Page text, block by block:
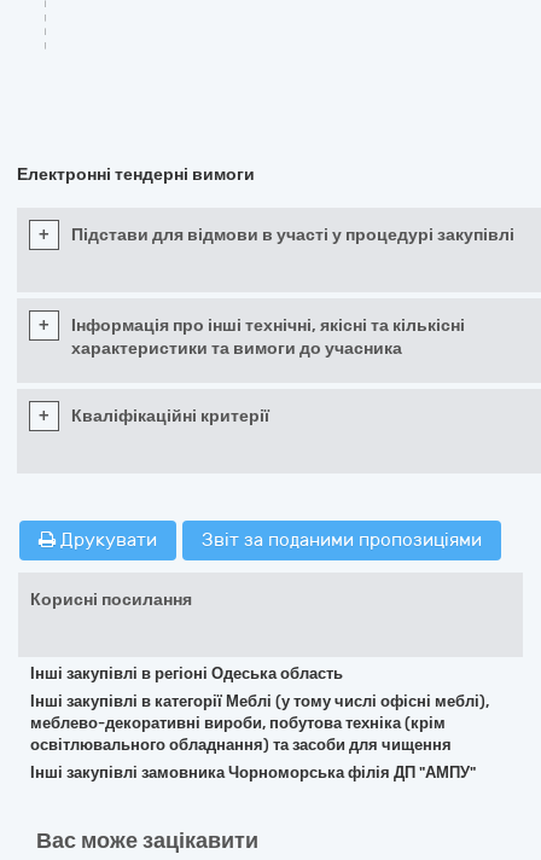
Електронні тендерні вимоги
+ Підстави для відмови в участі у процедурі закупівлі
+
Інформація про інші технічні, якісні та кількісні
характеристики та вимоги до учасника
+ Кваліфікаційні критерії
Друкувати Звіт за поданими пропозиціями
Корисні посилання
Інші закупівлі в регіоні Одеська область
Інші закупівлі в категорії Меблі (у тому числі офісні меблі),
меблево-декоративні вироби, побутова техніка (крім
освітлювального обладнання) та засоби для чищення
Інші закупівлі замовника Чорноморська філія ДП "АМПУ"
Вас може зацікавити